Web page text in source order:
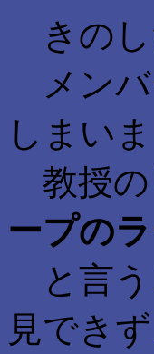
きのし
メンバ
しまい
教授の
ープの
と言う
見でき